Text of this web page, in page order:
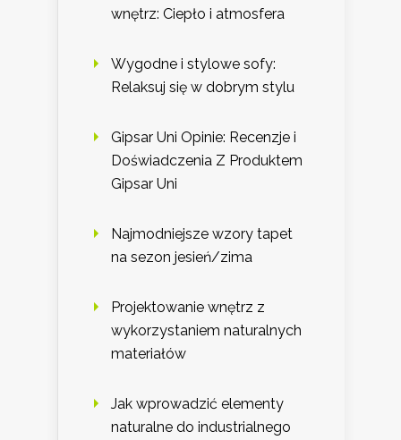
wnętrz: Ciepło i atmosfera
Wygodne i stylowe sofy:
Relaksuj się w dobrym stylu
Gipsar Uni Opinie: Recenzje i
Doświadczenia Z Produktem
Gipsar Uni
Najmodniejsze wzory tapet
na sezon jesień/zima
Projektowanie wnętrz z
wykorzystaniem naturalnych
materiałów
Jak wprowadzić elementy
naturalne do industrialnego